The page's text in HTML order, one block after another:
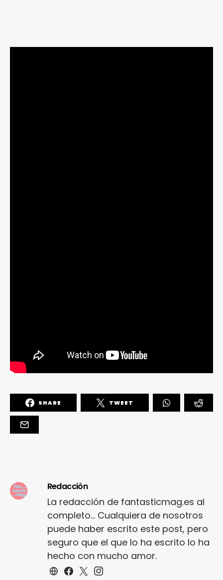
SHARE TWEET
Redacción
La redacción de fantasticmag.es al
completo... Cualquiera de nosotros
puede haber escrito este post, pero
seguro que el que lo ha escrito lo ha
hecho con mucho amor.